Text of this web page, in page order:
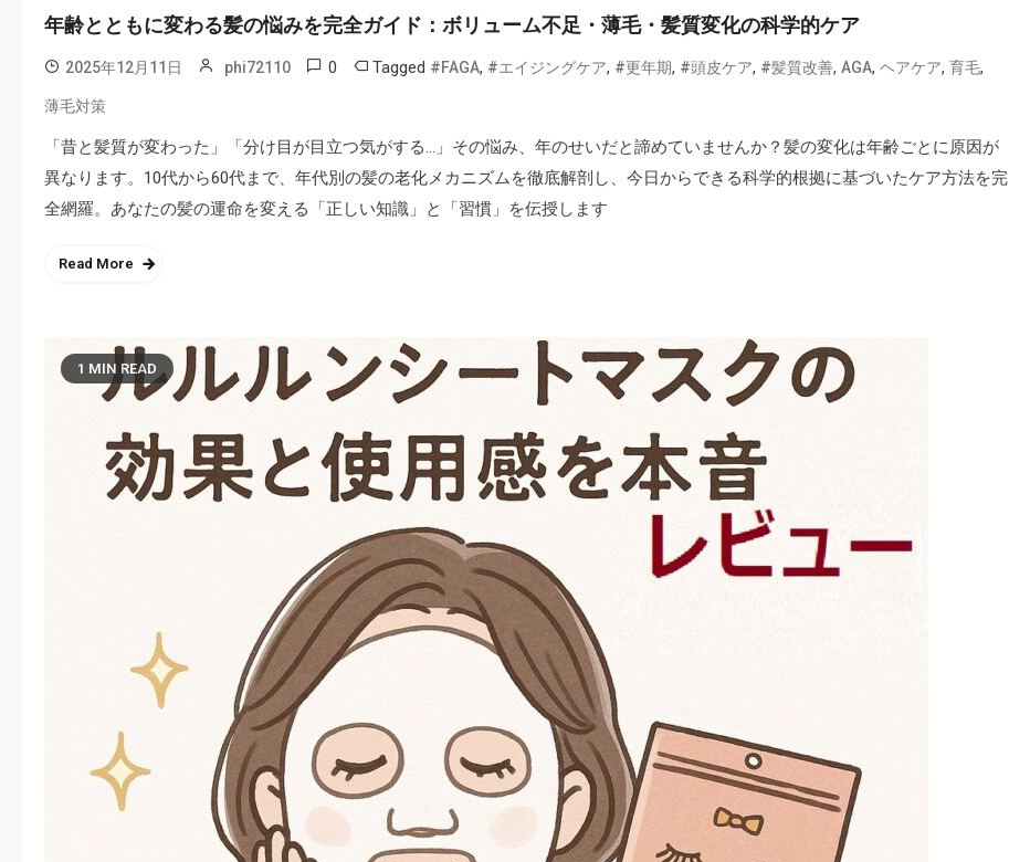
年齢とともに変わる髪の悩みを完全ガイド：ボリューム不足・薄毛・髪質変化の科学的ケア
2025年12月11日 phi72110 0 Tagged #FAGA, #エイジングケア, #更年期, #頭皮ケア, #髪質改善, AGA, ヘアケア, 育毛,
薄毛対策
「昔と髪質が変わった」「分け目が目立つ気がする…」その悩み、年のせいだと諦めていませんか？髪の変化は年齢ごとに原因が
異なります。10代から60代まで、年代別の髪の老化メカニズムを徹底解剖し、今日からできる科学的根拠に基づいたケア方法を完
全網羅。あなたの髪の運命を変える「正しい知識」と「習慣」を伝授します
Read More
1 MIN READ